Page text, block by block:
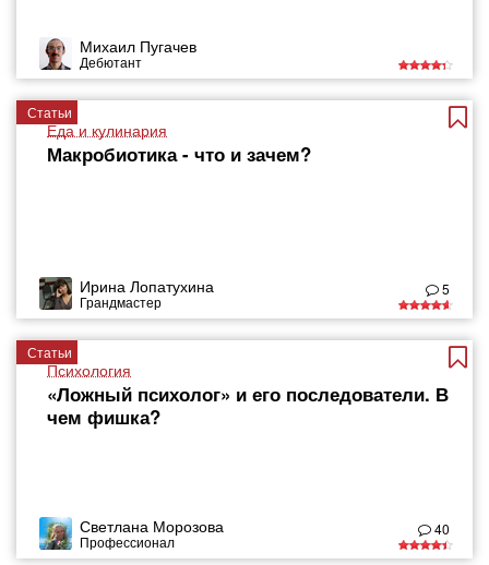
Михаил Пугачев
Дебютант
Статьи
Еда и кулинария
Макробиотика - что и зачем?
Ирина Лопатухина
Грандмастер
5
Статьи
Психология
«Ложный психолог» и его последователи. В
чем фишка?
Светлана Морозова
Профессионал
40